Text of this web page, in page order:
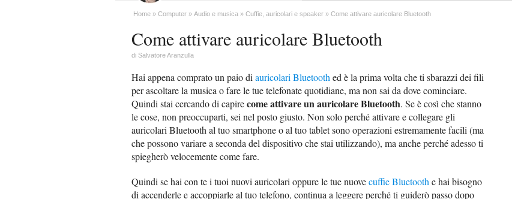
Home Computer Audio e musica Cuffie, auricolari e speaker Come attivare auricolare Bluetooth
Come attivare auricolare Bluetooth
di Salvatore Aranzulla
Hai appena comprato un paio di auricolari Bluetooth ed è la prima volta che ti sbarazzi dei fili
per ascoltare la musica o fare le tue telefonate quotidiane, ma non sai da dove cominciare.
Quindi stai cercando di capirecome attivare un auricolare Bluetooth. Se è così che stanno
le cose, non preoccuparti, sei nel posto giusto. Non solo perché attivare e collegare gli
auricolari Bluetooth al tuo smartphone o al tuo tablet sono operazioni estremamente facili (ma
che possono variare a seconda del dispositivo che stai utilizzando), ma anche perché adesso ti
spiegherò velocemente come fare.
Quindi se hai con te i tuoi nuovi auricolari oppure le tue nuovecuffie Bluetooth e hai bisogno
di accenderle e accoppiarle al tuo telefono, continua a leggere perché ti guiderò passo dopo